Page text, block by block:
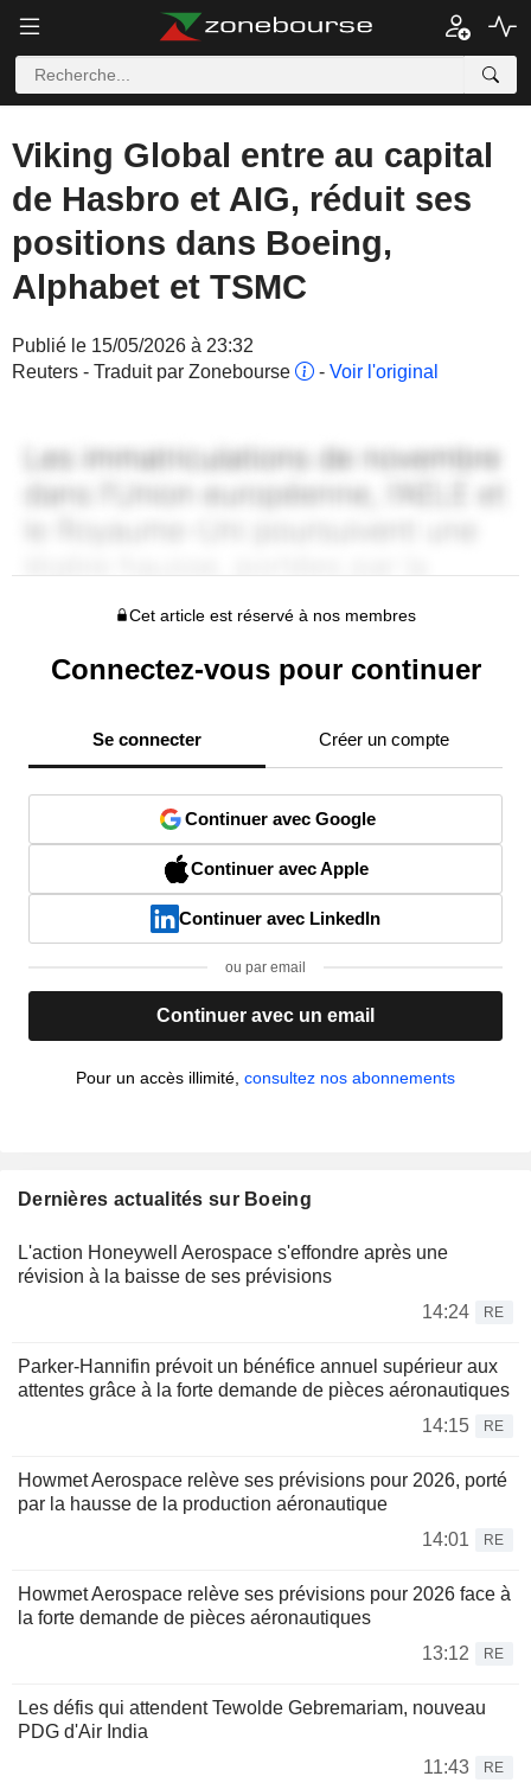
Viking Global entre au capital
de Hasbro et AIG, réduit ses
positions dans Boeing,
Alphabet et TSMC
Publié le 15/05/2026 à 23:32
Reuters - Traduit par Zonebourse
- Voir l'original
Cet article est réservé à nos membres
Connectez-vous pour continuer
Se connecter Créer un compte
Continuer avec Google
Continuer avec Apple
Continuer avec LinkedIn
ou par email
Continuer avec un email
Pour un accès illimité, consultez nos abonnements
Dernières actualités sur Boeing
L'action Honeywell Aerospace s'effondre après une
révision à la baisse de ses prévisions
14:24
RE
Parker-Hannifin prévoit un bénéfice annuel supérieur aux
attentes grâce à la forte demande de pièces aéronautiques
14:15
RE
Howmet Aerospace relève ses prévisions pour 2026, porté
par la hausse de la production aéronautique
14:01
RE
Howmet Aerospace relève ses prévisions pour 2026 face à
la forte demande de pièces aéronautiques
13:12
RE
Les défis qui attendent Tewolde Gebremariam, nouveau
PDG d'Air India
11:43
RE